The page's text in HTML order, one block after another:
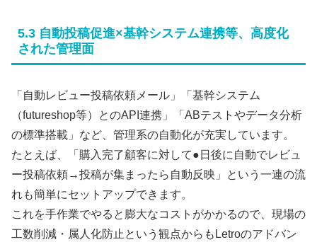
5.3 自動投稿促進×基幹システム連携等、高度化
された管理面
「自動レビュー投稿依頼メール」「基幹システム
（futureshop等）とのAPI連携」「ABテストやデータ分析
の標準搭載」など、管理系の自動化が充実しています。
たとえば、「購入完了顧客に対して●日後に自動でレビュ
ー投稿依頼→投稿が集まったら自動反映」という一連の流
れも簡単にセットアップできます。
これを手作業でやると膨大なコストがかかるので、現場の
工数削減・属人化防止という観点からもLetroのアドバン